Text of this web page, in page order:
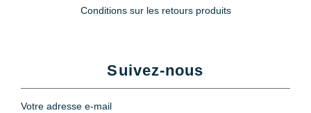
Conditions sur les retours produits
Suivez-nous
Votre adresse e-mail